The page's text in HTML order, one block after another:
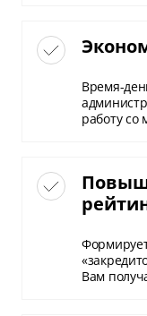
Время-
работу со
Вам